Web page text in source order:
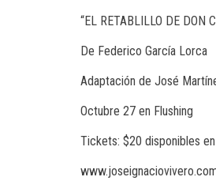
“EL RETABLILLO DE DON
De Federico García Lorca
Adaptación de José
Octubre 27 en Flushing
Tickets: $20 disponibles